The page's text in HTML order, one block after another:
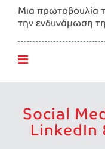
Μια πρωτοβουλία
την ενδυνάμωση
Social
LinkedIn